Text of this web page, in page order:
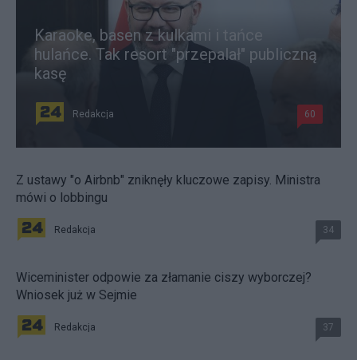
Karaoke, basen z kulkami i tańce
hulańce. Tak resort "przepalał" publiczną
kasę
Redakcja 60
Z ustawy "o Airbnb" zniknęły kluczowe zapisy. Ministra
mówi o lobbingu
Redakcja 34
Wiceminister odpowie za złamanie ciszy wyborczej?
Wniosek już w Sejmie
Redakcja 37